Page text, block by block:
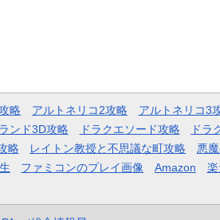
略 アルトネリコ2攻略 アルトネリコ3
ンド3D攻略 ドラクエソード攻略 ドラ
略 レイトン教授と不思議な町攻略 悪
ファミコンのプレイ画像 Amazon